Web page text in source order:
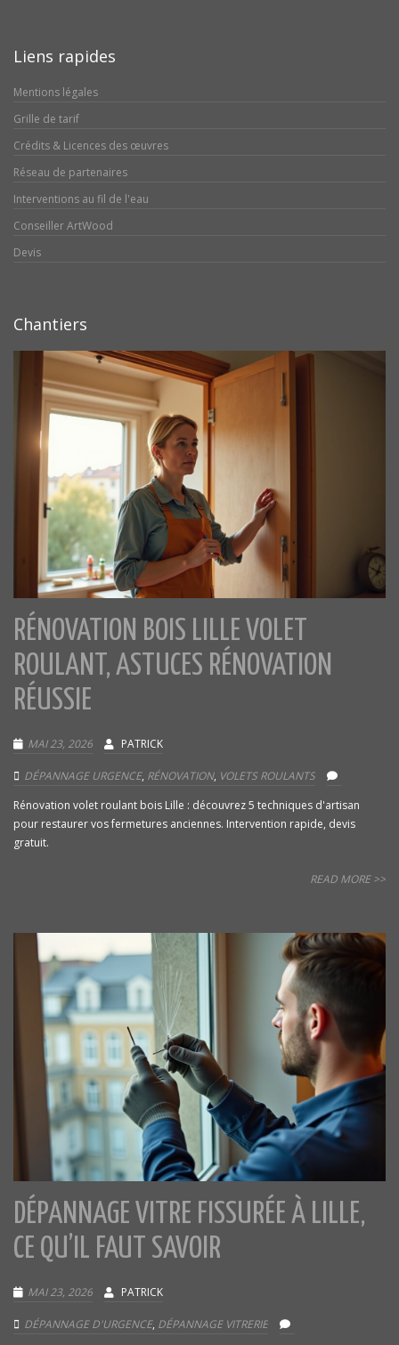
Liens rapides
Mentions légales
Grille de tarif
Crédits & Licences des œuvres
Réseau de partenaires
Interventions au fil de l'eau
Conseiller ArtWood
Devis
Chantiers
RÉNOVATION BOIS LILLE VOLET
ROULANT, ASTUCES RÉNOVATION
RÉUSSIE
MAI 23, 2026 PATRICK
DÉPANNAGE URGENCE, RÉNOVATION, VOLETS ROULANTS
Rénovation volet roulant bois Lille : découvrez 5 techniques d'artisan
pour restaurer vos fermetures anciennes. Intervention rapide, devis
gratuit.
READ MORE >>
DÉPANNAGE VITRE FISSURÉE À LILLE,
CE QU’IL FAUT SAVOIR
MAI 23, 2026 PATRICK
DÉPANNAGE D'URGENCE, DÉPANNAGE VITRERIE